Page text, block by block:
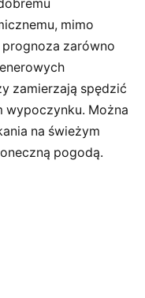
mimo
zarówno
zamierzają spędzić
wypoczynku. Można
na świeżym
pogodą.